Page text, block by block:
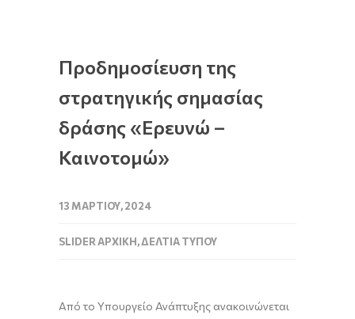
Προδημοσίευση της
στρατηγικής σημασίας
δράσης «Ερευνώ –
Καινοτομώ»
13 ΜΑΡΤΊΟΥ, 2024
SLIDER ΑΡΧΙΚΉ,ΔΕΛΤΊΑ ΤΎΠΟΥ
Από το Υπουργείο Ανάπτυξης ανακοινώνεται